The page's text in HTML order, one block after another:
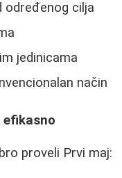
određenog cilja
jedinicama
način
efikasno
proveli Prvi maj: